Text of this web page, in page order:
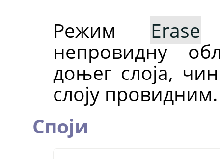
Режим Erase
непровидну
доњег слоја,
слоју провидним.
Споји